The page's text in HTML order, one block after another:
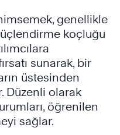
genellikle
koçluğu
sunarak, bir
üstesinden
Düzenli olarak
öğrenilen
sağlar.